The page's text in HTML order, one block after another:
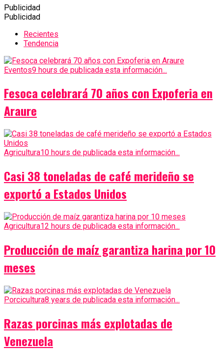
Publicidad
Publicidad
Recientes
Tendencia
Eventos9 hours de publicada esta información...
Fesoca celebrará 70 años con Expoferia en
Araure
Agricultura10 hours de publicada esta información...
Casi 38 toneladas de café merideño se
exportó a Estados Unidos
Agricultura12 hours de publicada esta información...
Producción de maíz garantiza harina por 10
meses
Porcicultura8 years de publicada esta información...
Razas porcinas más explotadas de
Venezuela